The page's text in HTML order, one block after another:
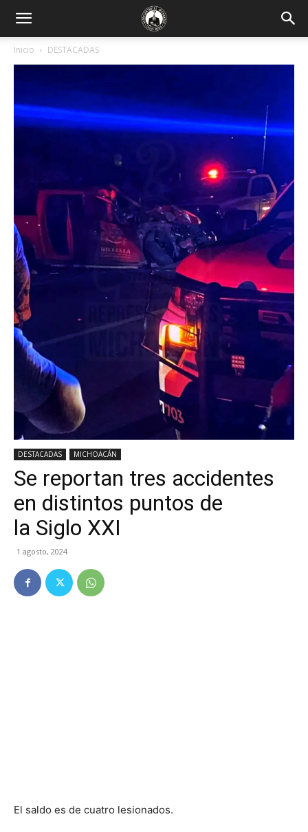
Inicio DESTACADAS
DESTACADAS MICHOACÁN
Se reportan tres accidentes
en distintos puntos de
la Siglo XXI
1 agosto, 2024
El saldo es de cuatro lesionados.